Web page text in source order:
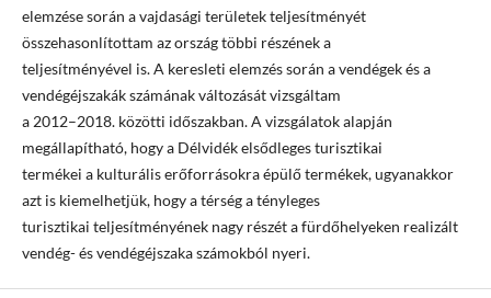
elemzése során a vajdasági területek teljesítményét
összehasonlítottam az ország többi részének a
teljesítményével is. A keresleti elemzés során a vendégek és a
vendégéjszakák számának változását vizsgáltam
a 2012–2018. közötti időszakban. A vizsgálatok alapján
megállapítható, hogy a Délvidék elsődleges turisztikai
termékei a kulturális erőforrásokra épülő termékek, ugyanakkor
azt is kiemelhetjük, hogy a térség a tényleges
turisztikai teljesítményének nagy részét a fürdőhelyeken realizált
vendég- és vendégéjszaka számokból nyeri.